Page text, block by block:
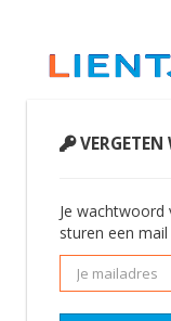
Je wachtwoord
sturen een